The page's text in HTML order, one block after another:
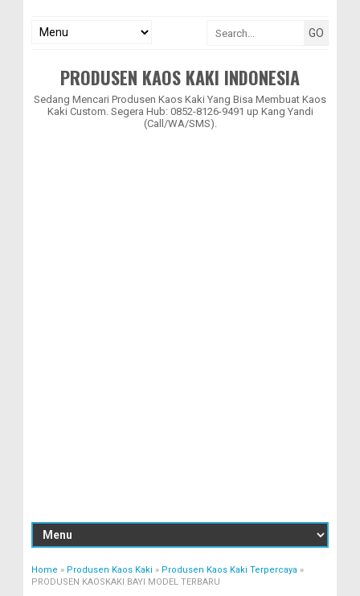
PRODUSEN KAOS KAKI INDONESIA
Sedang Mencari Produsen Kaos Kaki Yang Bisa Membuat Kaos
Kaki Custom. Segera Hub: 0852-8126-9491 up Kang Yandi
(Call/WA/SMS).
Home » Produsen Kaos Kaki » Produsen Kaos Kaki Terpercaya »
PRODUSEN KAOSKAKI BAYI MODEL TERBARU